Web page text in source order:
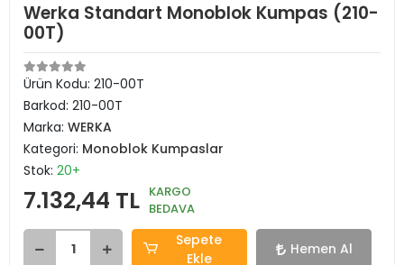
Werka Standart Monoblok Kumpas (210-
00T)
Ürün Kodu: 210-00T
Barkod: 210-00T
Marka: WERKA
Kategori: Monoblok Kumpaslar
Stok: 20+
7.132,44 TL KARGO
BEDAVA
Sepete
Ekle
Hemen Al